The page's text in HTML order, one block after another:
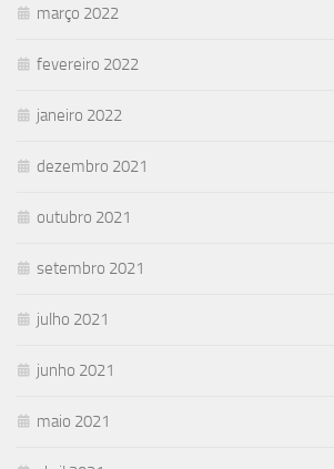
março 2022
fevereiro 2022
janeiro 2022
dezembro 2021
outubro 2021
setembro 2021
julho 2021
junho 2021
maio 2021